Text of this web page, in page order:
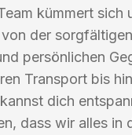
kümmert sich
der
persönlichen
Transport bis
dich
dass wir alles in